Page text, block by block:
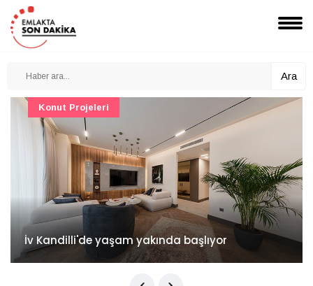
Ara
İv Kandilli'de yaşam yakında başlıyor
Konut Projeleri